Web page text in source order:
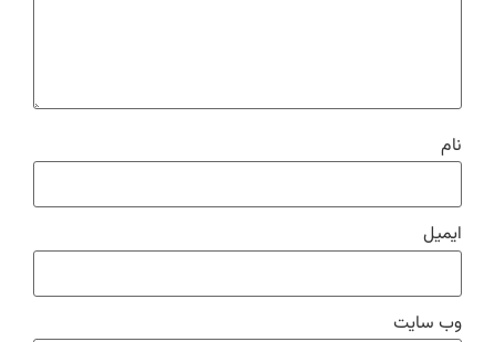
نام
ایمیل
وب‌ سایت